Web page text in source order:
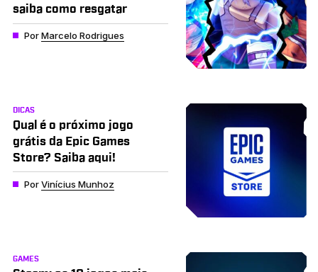
saiba como resgatar
PorMarcelo Rodrigues
DICAS
Qual é o próximo jogo
grátis da Epic Games
Store? Saiba aqui!
PorVinícius Munhoz
GAMES